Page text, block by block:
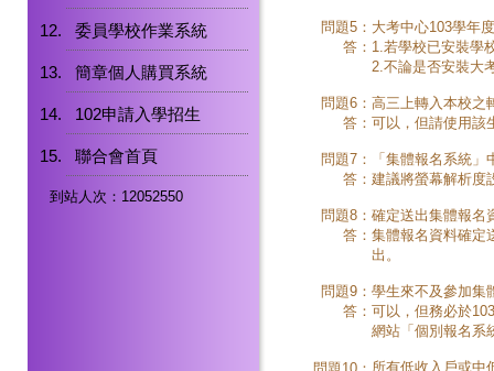
委員學校作業系統
簡章個人購買系統
102申請入學招生
聯合會首頁
到站人次：12052550
問題5： 大考中心103學年
答： 1.若學校已安裝學
2.不論是否安裝大
問題6： 高三上轉入本校之
答： 可以，但請使用該
問題7：
「集體報名系統
答： 建議將螢幕解析度
問題8： 確定送出集體報名
答： 集體報名資料確定
出。
問題9： 學生來不及參加集
答： 可以，但務必於
網站「個別報名系
所有低收入戶或中